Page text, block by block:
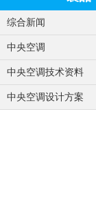
综合新闻
中央空调
中央空调技术资料
中央空调设计方案